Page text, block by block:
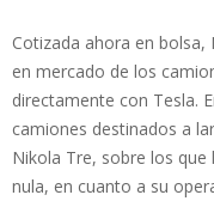
Cotizada ahora en
en mercado de los
directamente con Tesla.
camiones destinados a
Nikola Tre, sobre los
nula, en cuanto a su